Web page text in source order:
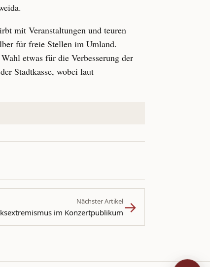
mit Veranstaltungen und teuren
für freie Stellen im Umland.
etwas für die Verbesserung der
Stadtkasse, wobei laut
Nächster Artikel
im Konzertpublikum →